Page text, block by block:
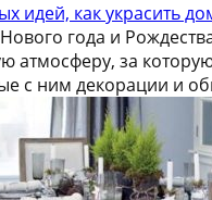
идей, как украсить
года и
атмосферу, за
с ним декорации и